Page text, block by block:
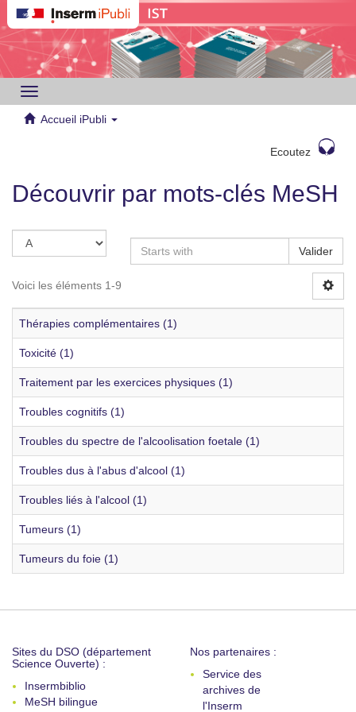
Toggle
navigation
Accueil iPubli
Ecoutez
Découvrir par mots-clés MeSH
Valider
Voici les éléments 1-9
Thérapies complémentaires (1)
Toxicité (1)
Traitement par les exercices physiques (1)
Troubles cognitifs (1)
Troubles du spectre de l'alcoolisation foetale (1)
Troubles dus à l'abus d'alcool (1)
Troubles liés à l'alcool (1)
Tumeurs (1)
Tumeurs du foie (1)
Sites du DSO (département
Science Ouverte) :
Insermbiblio
MeSH bilingue
Nos partenaires :
Service des
archives de
l'Inserm